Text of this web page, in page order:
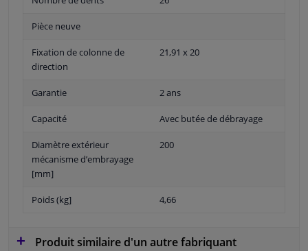
Pièce neuve
Fixation de colonne de
direction
21,91 x 20
Garantie 2 ans
Capacité Avec butée de débrayage
Diamètre extérieur
mécanisme d’embrayage
[mm]
200
Poids (kg] 4,66
Produit similaire d'un autre fabriquant